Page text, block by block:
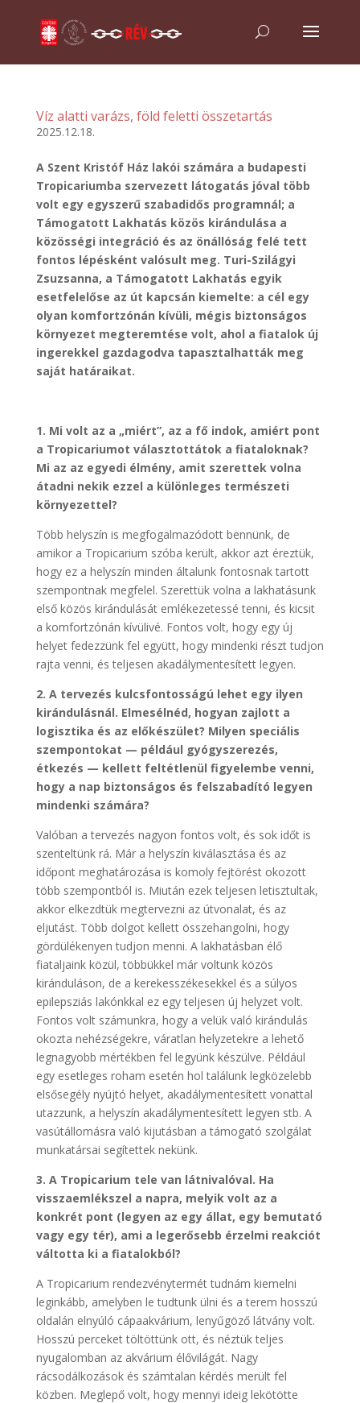
Víz alatti varázs, föld feletti összetartás
2025.12.18.
A Szent Kristóf Ház lakói számára a budapesti
Tropicariumba szervezett látogatás jóval több
volt egy egyszerű szabadidős programnál; a
Támogatott Lakhatás közös kirándulása a
közösségi integráció és az önállóság felé tett
fontos lépésként valósult meg. Turi-Szilágyi
Zsuzsanna, a Támogatott Lakhatás egyik
esetfelelőse az út kapcsán kiemelte: a cél egy
olyan komfortzónán kívüli, mégis biztonságos
környezet megteremtése volt, ahol a fiatalok új
ingerekkel gazdagodva tapasztalhatták meg
saját határaikat.
1. Mi volt az a „miért”, az a fő indok, amiért pont
a Tropicariumot választottátok a fiataloknak?
Mi az az egyedi élmény, amit szerettek volna
átadni nekik ezzel a különleges természeti
környezettel?
Több helyszín is megfogalmazódott bennünk, de
amikor a Tropicarium szóba került, akkor azt éreztük,
hogy ez a helyszín minden általunk fontosnak tartott
szempontnak megfelel. Szerettük volna a lakhatásunk
első közös kirándulását emlékezetessé tenni, és kicsit
a komfortzónán kívülivé. Fontos volt, hogy egy új
helyet fedezzünk fel együtt, hogy mindenki részt tudjon
rajta venni, és teljesen akadálymentesített legyen.
2. A tervezés kulcsfontosságú lehet egy ilyen
kirándulásnál. Elmesélnéd, hogyan zajlott a
logisztika és az előkészület? Milyen speciális
szempontokat — például gyógyszerezés,
étkezés — kellett feltétlenül figyelembe venni,
hogy a nap biztonságos és felszabadító legyen
mindenki számára?
Valóban a tervezés nagyon fontos volt, és sok időt is
szenteltünk rá. Már a helyszín kiválasztása és az
időpont meghatározása is komoly fejtörést okozott
több szempontból is. Miután ezek teljesen letisztultak,
akkor elkezdtük megtervezni az útvonalat, és az
eljutást. Több dolgot kellett összehangolni, hogy
gördülékenyen tudjon menni. A lakhatásban élő
fiataljaink közül, többükkel már voltunk közös
kiránduláson, de a kerekesszékesekkel és a súlyos
epilepsziás lakónkkal ez egy teljesen új helyzet volt.
Fontos volt számunkra, hogy a velük való kirándulás
okozta nehézségekre, váratlan helyzetekre a lehető
legnagyobb mértékben fel legyünk készülve. Például
egy esetleges roham esetén hol találunk legközelebb
elsősegély nyújtó helyet, akadálymentesített vonattal
utazzunk, a helyszín akadálymentesített legyen stb. A
vasútállomásra való kijutásban a támogató szolgálat
munkatársai segítettek nekünk.
3. A Tropicarium tele van látnivalóval. Ha
visszaemlékszel a napra, melyik volt az a
konkrét pont (legyen az egy állat, egy bemutató
vagy egy tér), ami a legerősebb érzelmi reakciót
váltotta ki a fiatalokból?
A Tropicarium rendezvénytermét tudnám kiemelni
leginkább, amelyben le tudtunk ülni és a terem hosszú
oldalán elnyúló cápaakvárium, lenyűgöző látvány volt.
Hosszú perceket töltöttünk ott, és néztük teljes
nyugalomban az akvárium élővilágát. Nagy
rácsodálkozások és számtalan kérdés merült fel
közben. Meglepő volt, hogy mennyi ideig lekötötte